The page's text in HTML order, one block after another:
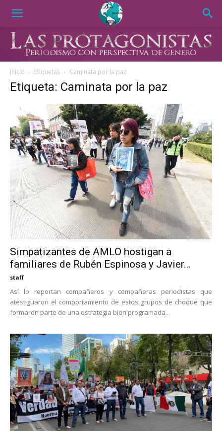
Inicio Etiquetas Caminata por la paz
Etiqueta: Caminata por la paz
Simpatizantes de AMLO hostigan a
familiares de Rubén Espinosa y Javier...
staff
Así lo reportan compañeros y compañeras periodistas que
atestiguaron el comportamiento de estos grupos de choque que
formaron parte de una estrategia bien programada...